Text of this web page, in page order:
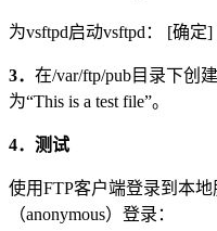
为vsftpd启动vsftpd： [确定]
3． 在/var/ftp/pub目录下创
为“This is a test file”。
4．测试
使用FTP客户端登录到本
（anonymous）登录：